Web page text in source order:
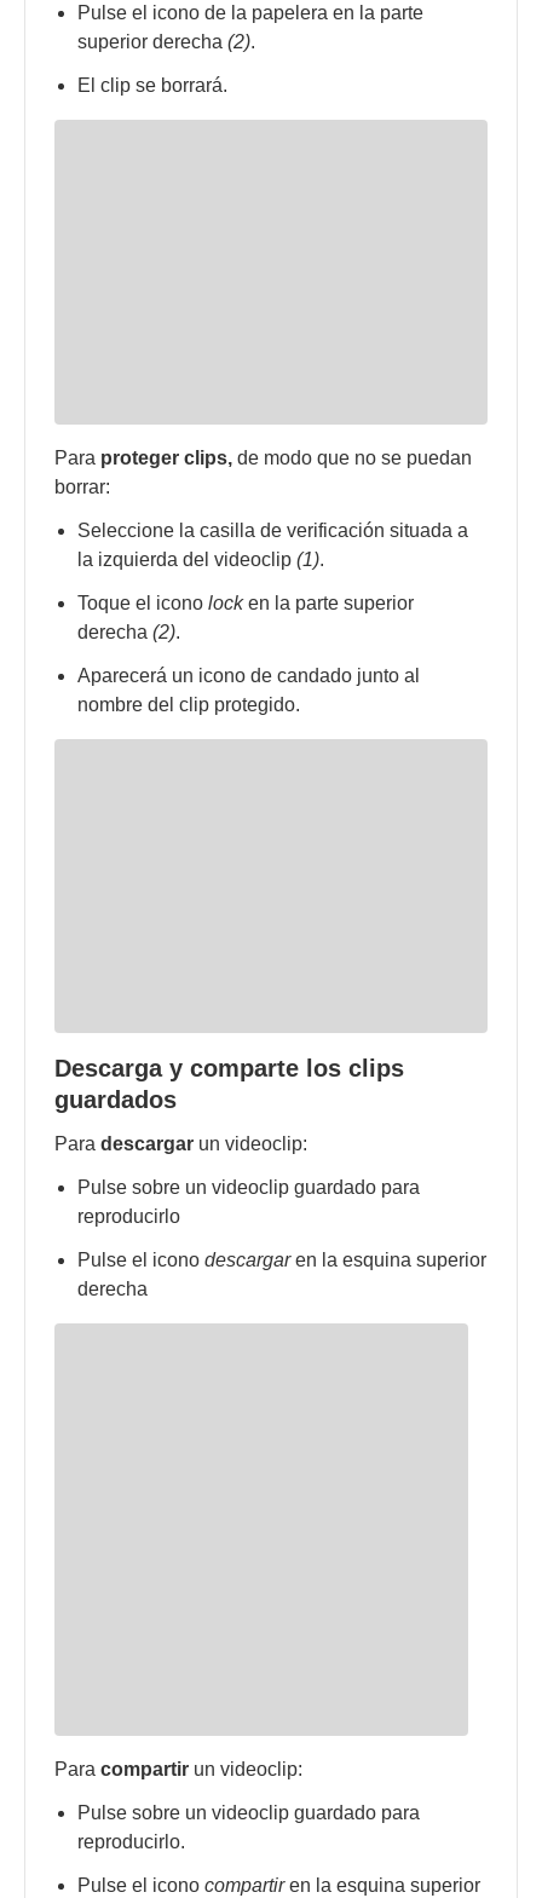
Pulse el icono de la papelera en la parte
superior derecha(2).
El clip se borrará.
Para proteger clips, de modo que no se puedan
borrar:
Seleccione la casilla de verificación situada a
la izquierda del videoclip(1).
Toque el iconolocken la parte superior
derecha(2).
Aparecerá un icono de candado junto al
nombre del clip protegido.
Descarga y comparte los clips
guardados
Para descargar un videoclip:
Pulse sobre un videoclip guardado para
reproducirlo
Pulse el iconodescargaren la esquina superior
derecha
Para compartir un videoclip:
Pulse sobre un videoclip guardado para
reproducirlo.
Pulse el iconocompartiren la esquina superior